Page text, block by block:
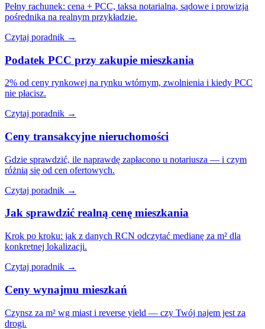
Pełny rachunek: cena + PCC, taksa notarialna, sądowe i prowizja
pośrednika na realnym przykładzie.
Czytaj poradnik →
Podatek PCC przy zakupie mieszkania
2% od ceny rynkowej na rynku wtórnym, zwolnienia i kiedy PCC
nie płacisz.
Czytaj poradnik →
Ceny transakcyjne nieruchomości
Gdzie sprawdzić, ile naprawdę zapłacono u notariusza — i czym
różnią się od cen ofertowych.
Czytaj poradnik →
Jak sprawdzić realną cenę mieszkania
Krok po kroku: jak z danych RCN odczytać medianę za m² dla
konkretnej lokalizacji.
Czytaj poradnik →
Ceny wynajmu mieszkań
Czynsz za m² wg miast i reverse yield — czy Twój najem jest za
drogi.